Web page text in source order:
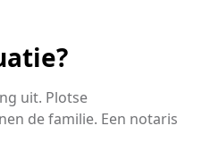
uit. Plotse
de familie. Een notaris